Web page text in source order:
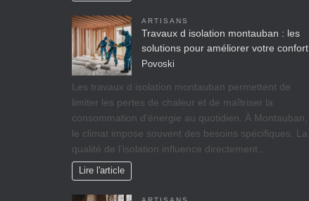
ARTISANS
Travaux d isolation montauban : les
solutions pour améliorer votre confort
Povoski
Les travaux d isolation montauban permettent de
limiter les pertes de chaleur et de maîtriser la
consommation d’énergie au quotidien. À Montauban,
le climat impose souvent des besoins spécifiques. La
qualité de l’isolation influence directement…
Lire l'article